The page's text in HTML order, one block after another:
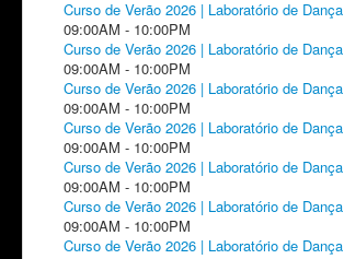
Curso de Verão 2026 | Laboratório de Dança
09:00AM - 10:00PM
Curso de Verão 2026 | Laboratório de Dança
09:00AM - 10:00PM
Curso de Verão 2026 | Laboratório de Dança
09:00AM - 10:00PM
Curso de Verão 2026 | Laboratório de Dança
09:00AM - 10:00PM
Curso de Verão 2026 | Laboratório de Dança
09:00AM - 10:00PM
Curso de Verão 2026 | Laboratório de Dança
09:00AM - 10:00PM
Curso de Verão 2026 | Laboratório de Dança